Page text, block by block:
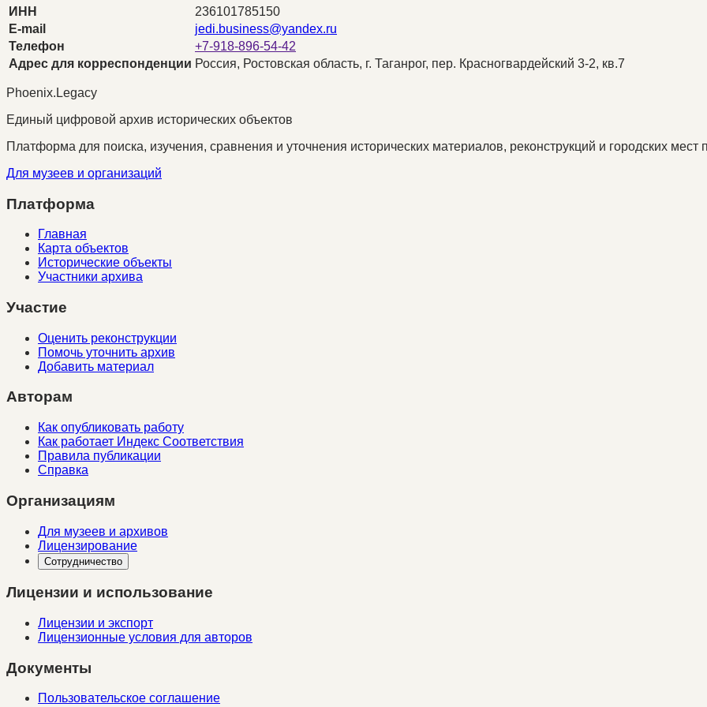
ИНН
236101785150
E-mail
jedi.business@yandex.ru
Телефон
+7-918-896-54-42
Адрес для корреспонденции Россия, Ростовская область, г. Таганрог, пер. Красногвардейский 3-2, кв.7
Phoenix.Legacy
Единый цифровой архив исторических объектов
Платформа для поиска, изучения, сравнения и уточнения исторических материалов, реконструкций и городских мест
Для музеев и организаций
Платформа
Главная
Карта объектов
Исторические объекты
Участники архива
Участие
Оценить реконструкции
Помочь уточнить архив
Добавить материал
Авторам
Как опубликовать работу
Как работает Индекс Соответствия
Правила публикации
Справка
Организациям
Для музеев и архивов
Лицензирование
Сотрудничество
Лицензии и использование
Лицензии и экспорт
Лицензионные условия для авторов
Документы
Пользовательское соглашение